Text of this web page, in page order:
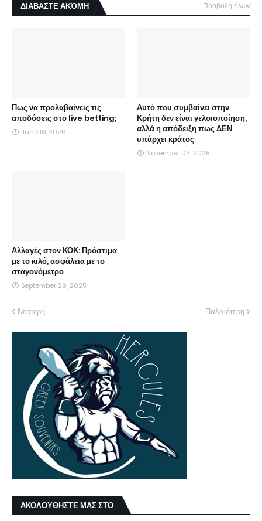
ΔΙΑΒΑΣΤΕ ΑΚΌΜΗ Προβολή όλων
Πως να προλαβαίνεις τις
αποδόσεις στο live betting;
June 18, 2026
Αυτό που συμβαίνει στην
Κρήτη δεν είναι γελοιοποίηση,
αλλά η απόδειξη πως ΔΕΝ
υπάρχει κράτος
November 03, 2025
Αλλαγές στον ΚΟΚ: Πρόστιμα
με το κιλό, ασφάλεια με το
σταγονόμετρο
September 29, 2025
Νεότερη Παλαιότερη
ΑΚΟΛΟΥΘΗΣΤΕ ΜΑΣ ΣΤΟ